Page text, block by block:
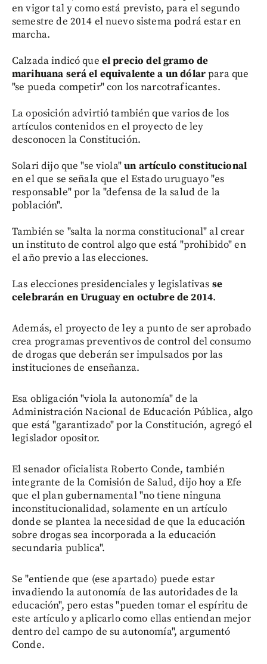
en vigor tal y como está previsto, para el segundo
semestre de 2014 el nuevo sistema podrá estar en
marcha.
Calzada indicó que el precio del gramo de
marihuana será el equivalente a un dólarpara que
"se pueda competir" con los narcotraficantes.
La oposición advirtió también que varios de los
artículos contenidos en el proyecto de ley
desconocen la Constitución.
Solari dijo que "se viola"un artículo constitucional
en el que se señala que el Estado uruguayo "es
responsable" por la "defensa de la salud de la
población".
También se "salta la norma constitucional" al crear
un instituto de control algo que está "prohibido" en
el año previo a las elecciones.
Las elecciones presidenciales y legislativas se
celebrarán en Uruguay en octubre de 2014.
Además, el proyecto de ley a punto de ser aprobado
crea programas preventivos de control del consumo
de drogas que deberán ser impulsados por las
instituciones de enseñanza.
Esa obligación "viola la autonomía" de la
Administración Nacional de Educación Pública, algo
que está "garantizado" por la Constitución, agregó el
legislador opositor.
El senador oficialista Roberto Conde, también
integrante de la Comisión de Salud, dijo hoy a Efe
que el plan gubernamental "no tiene ninguna
inconstitucionalidad, solamente en un artículo
donde se plantea la necesidad de que la educación
sobre drogas sea incorporada a la educación
secundaria publica".
Se "entiende que (ese apartado) puede estar
invadiendo la autonomía de las autoridades de la
educación", pero estas "pueden tomar el espíritu de
este artículo y aplicarlo como ellas entiendan mejor
dentro del campo de su autonomía", argumentó
Conde.